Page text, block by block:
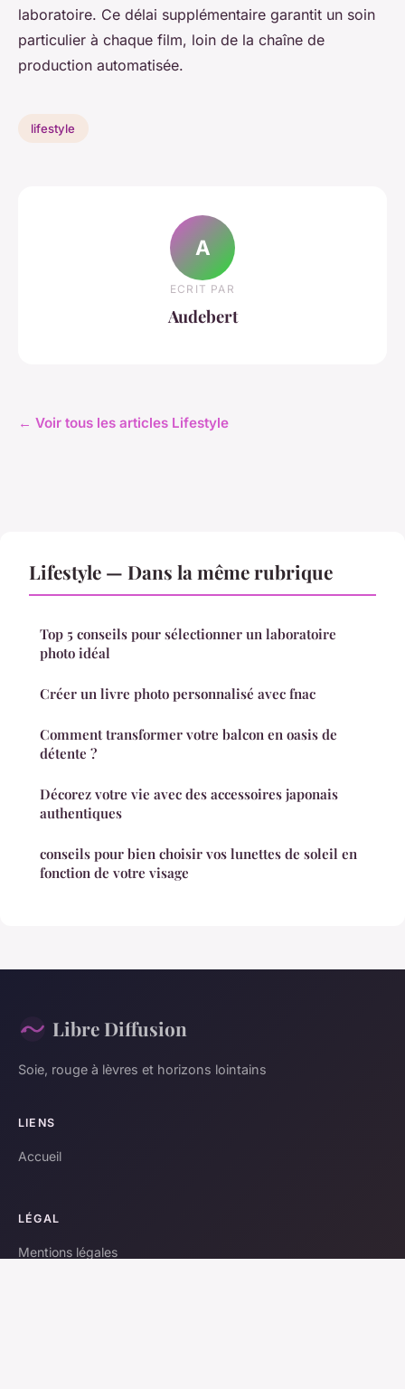
laboratoire. Ce délai supplémentaire garantit un soin
particulier à chaque film, loin de la chaîne de
production automatisée.
lifestyle
A
ECRIT PAR
Audebert
← Voir tous les articles Lifestyle
Lifestyle — Dans la même rubrique
Top 5 conseils pour sélectionner un laboratoire
photo idéal
Créer un livre photo personnalisé avec fnac
Comment transformer votre balcon en oasis de
détente ?
Décorez votre vie avec des accessoires japonais
authentiques
conseils pour bien choisir vos lunettes de soleil en
fonction de votre visage
Libre Diffusion
Soie, rouge à lèvres et horizons lointains
LIENS
Accueil
LÉGAL
Mentions légales